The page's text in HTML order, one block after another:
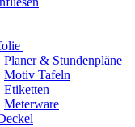
Planer & Stundenpläne
Motiv Tafeln
Etiketten
Meterware